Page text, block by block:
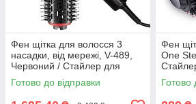
Фен щітка для волосся 3
насадки, від мережі, V-489,
Червоний / Стайлер для
укладання волосся / Фен
браш
Готово до відправки
Фен
One
Готово